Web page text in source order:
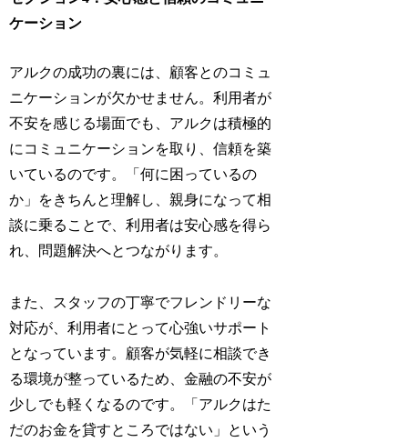
ケーション
アルクの成功の裏には、顧客とのコミュ
ニケーションが欠かせません。利用者が
不安を感じる場面でも、アルクは積極的
にコミュニケーションを取り、信頼を築
いているのです。「何に困っているの
か」をきちんと理解し、親身になって相
談に乗ることで、利用者は安心感を得ら
れ、問題解決へとつながります。
また、スタッフの丁寧でフレンドリーな
対応が、利用者にとって心強いサポート
となっています。顧客が気軽に相談でき
る環境が整っているため、金融の不安が
少しでも軽くなるのです。「アルクはた
だのお金を貸すところではない」という